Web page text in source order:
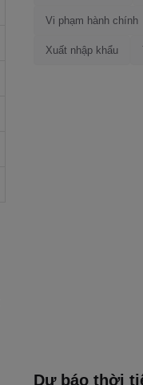
Vi phạm hành chính
Xuất nhập khẩu
Dự báo thời